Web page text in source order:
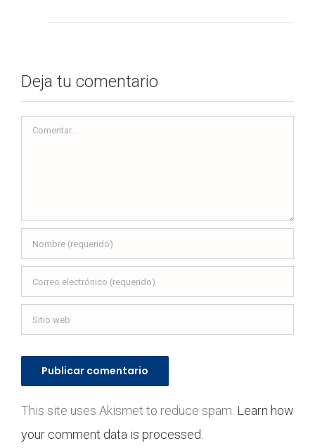
Deja tu comentario
This site uses Akismet to reduce spam. Learn how
your comment data is processed